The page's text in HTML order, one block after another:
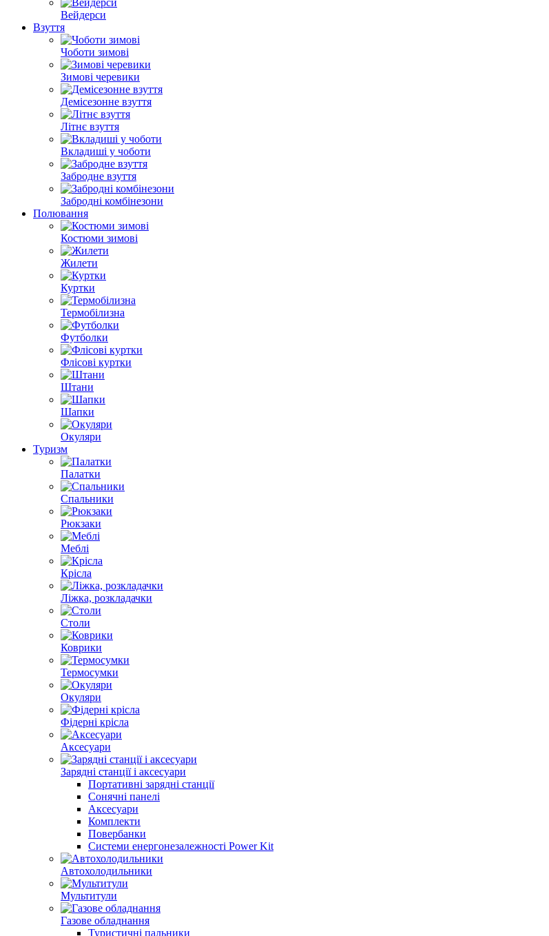
Вейдерси
Взуття
Чоботи зимові
Зимові черевики
Демісезонне взуття
Літнє взуття
Вкладиші у чоботи
Забродне взуття
Забродні комбінезони
Полювання
Костюми зимові
Жилети
Куртки
Термобілизна
Футболки
Флісові куртки
Штани
Шапки
Окуляри
Туризм
Палатки
Спальники
Рюкзаки
Меблі
Крісла
Ліжка, розкладачки
Столи
Коврики
Термосумки
Окуляри
Фідерні крісла
Аксесуари
Зарядні станції і аксесуари
Портативні зарядні станції
Сонячні панелі
Аксесуари
Комплекти
Повербанки
Cистеми енергонезалежності Power Kit
Автохолодильники
Мультитули
Газове обладнання
Туристичні пальники